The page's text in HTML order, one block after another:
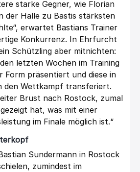
starke Gegner, wie Florian
der Halle zu Bastis stärksten
erwartet Bastians Trainer
Konkurrenz. In Ehrfurcht
Schützling aber mitnichten:
letzten Wochen im Training
Form präsentiert und diese in
den Wettkampf transferiert.
Brust nach Rostock, zumal
hat, was mit einer
im Finale möglich ist.“
Sundermann in Rostock
zumindest im